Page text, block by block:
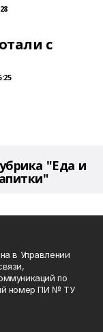
с
"Еда и
в Управлении
по
номер ПИ № ТУ